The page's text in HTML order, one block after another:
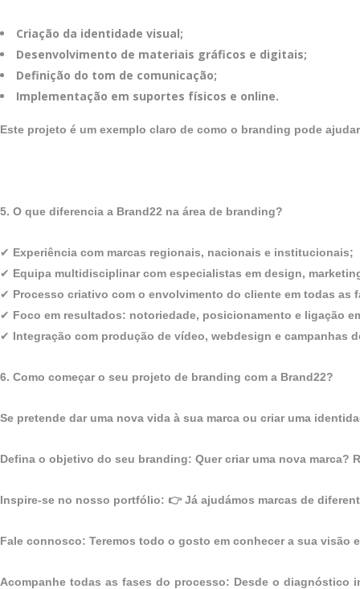
Criação da identidade visual;
Desenvolvimento de materiais gráficos e digitais;
Definição do tom de comunicação;
Implementação em suportes físicos e online.
Este projeto é um exemplo claro de como o branding pode
5. O que diferencia a Brand22 na área de branding?
✔ Experiência com marcas regionais, nacionais e institucionais;
✔ Equipa multidisciplinar com especialistas em design,
✔ Processo criativo com o envolvimento do cliente em todas as
✔ Foco em resultados: notoriedade, posicionamento e ligação
✔ Integração com produção de vídeo, webdesign e campanhas
6. Como começar o seu projeto de branding com a Brand22?
Se pretende dar uma nova vida à sua marca ou criar uma
Defina o objetivo do seu branding: Quer criar uma nova
Inspire-se no nosso portfólio: 👉 Já ajudámos marcas de
Fale connosco: Teremos todo o gosto em conhecer a sua visão
Acompanhe todas as fases do processo: Desde o diagnóstico